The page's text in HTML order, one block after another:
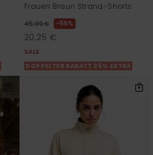
Frauen Braun Strand-Shorts
45,00 € 55%
20,25 €
SALE
DOPPELTER RABATT 25% EXTRA